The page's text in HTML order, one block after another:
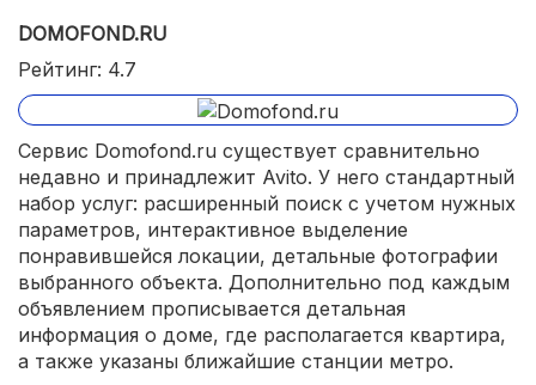
DOMOFOND.RU
Рейтинг: 4.7
Сервис Domofond.ru существует сравнительно
недавно и принадлежит Avito. У него стандартный
набор услуг: расширенный поиск с учетом нужных
параметров, интерактивное выделение
понравившейся локации, детальные фотографии
выбранного объекта. Дополнительно под каждым
объявлением прописывается детальная
информация о доме, где располагается квартира,
а также указаны ближайшие станции метро.